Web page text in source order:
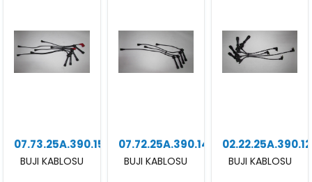
07.73.25A.390.15
BUJI KABLOSU
07.72.25A.390.14
BUJI KABLOSU
02.22.25A.390.12
BUJI KABLOSU